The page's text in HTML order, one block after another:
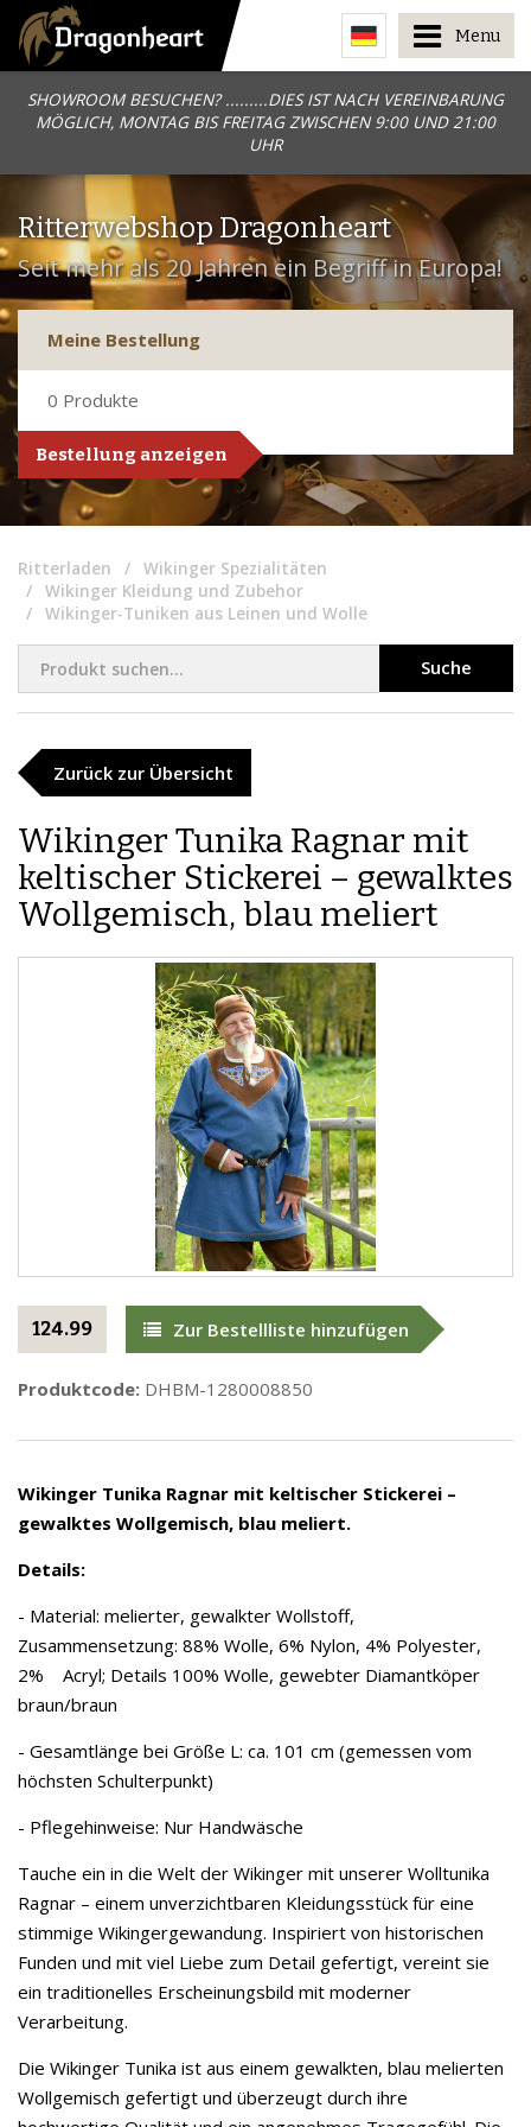
SHOWROOM BESUCHEN? .........DIES IST NACH VEREINBARUNG
MÖGLICH, MONTAG BIS FREITAG ZWISCHEN 9:00 UND 21:00
UHR
Menu
Ritterwebshop Dragonheart
Seit mehr als 20 Jahren ein Begriff in Europa!
Meine Bestellung
0 Produkte
Bestellung anzeigen
Ritterladen
Wikinger Spezialitäten
Wikinger Kleidung und Zubehor
Wikinger-Tuniken aus Leinen und Wolle
Suche
Zurück zur Übersicht
​Wikinger Tunika Ragnar mit
keltischer Stickerei – gewalktes
Wollgemisch, blau meliert
124.99 Zur Bestellliste hinzufügen
Produktcode: DHBM-1280008850
Wikinger Tunika Ragnar mit keltischer Stickerei –
gewalktes Wollgemisch, blau meliert.
Details:
- Material: melierter, gewalkter Wollstoff,
Zusammensetzung: 88% Wolle, 6% Nylon, 4% Polyester,
2% Acryl; Details 100% Wolle, gewebter Diamantköper
braun/braun
- Gesamtlänge bei Größe L: ca. 101 cm (gemessen vom
höchsten Schulterpunkt)
- Pflegehinweise: Nur Handwäsche
Tauche ein in die Welt der Wikinger mit unserer Wolltunika
Ragnar – einem unverzichtbaren Kleidungsstück für eine
stimmige Wikingergewandung. Inspiriert von historischen
Funden und mit viel Liebe zum Detail gefertigt, vereint sie
ein traditionelles Erscheinungsbild mit moderner
Verarbeitung.
Die Wikinger Tunika ist aus einem gewalkten, blau melierten
Wollgemisch gefertigt und überzeugt durch ihre